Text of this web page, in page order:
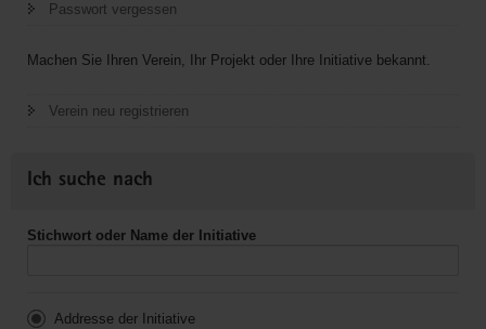
Passwort vergessen
Machen Sie Ihren Verein, Ihr Projekt oder Ihre Initiative bekannt.
Verein neu registrieren
Ich suche nach
Stichwort oder Name der Initiative
Addresse der Initiative